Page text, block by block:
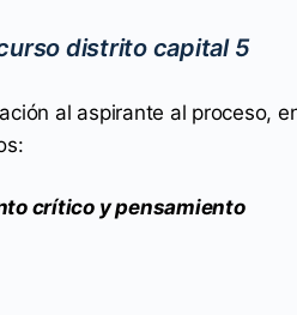
distrito capital 5
al aspirante al proceso,
crítico y pensamiento